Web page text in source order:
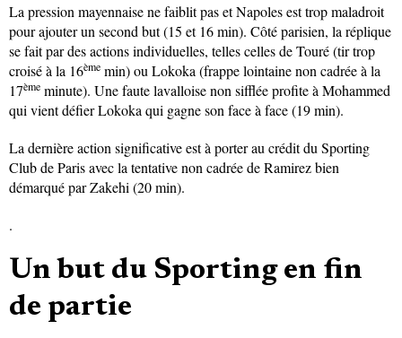
La pression mayennaise ne faiblit pas et Napoles est trop maladroit
pour ajouter un second but (15 et 16 min). Côté parisien, la réplique
se fait par des actions individuelles, telles celles de Touré (tir trop
croisé à la 16ème min) ou Lokoka (frappe lointaine non cadrée à la
17ème minute). Une faute lavalloise non sifflée profite à Mohammed
qui vient défier Lokoka qui gagne son face à face (19 min).
La dernière action significative est à porter au crédit du Sporting
Club de Paris avec la tentative non cadrée de Ramirez bien
démarqué par Zakehi (20 min).
.
Un but du Sporting en fin
de partie